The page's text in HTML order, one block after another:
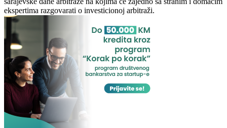
ekspertima razgovarati o investicionoj arbitraži.